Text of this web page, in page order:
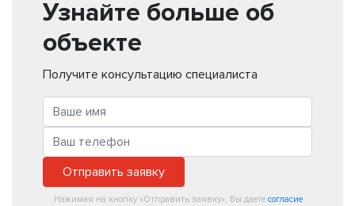
Узнайте больше об
объекте
Получите консультацию специалиста
Отправить заявку
Нажимая на кнопку «Отправить заявку», Вы даете согласие